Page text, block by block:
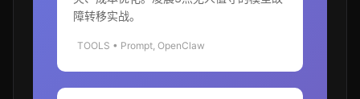
障转移实战。
TOOLS • Prompt, OpenClaw